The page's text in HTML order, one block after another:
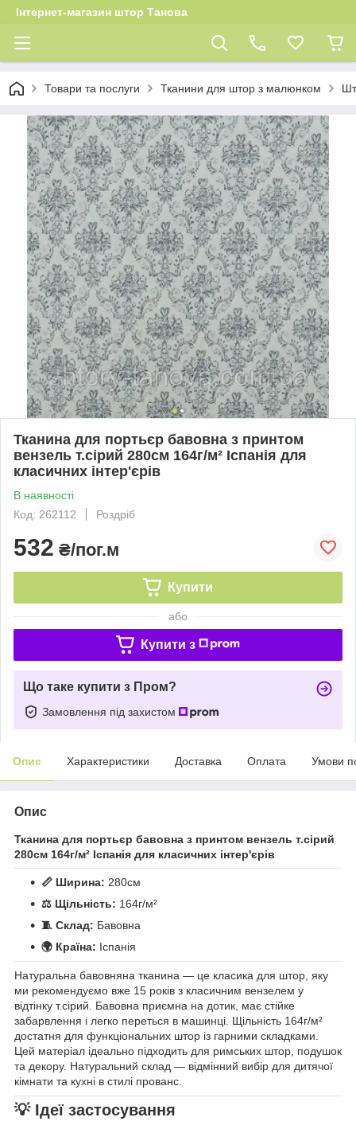
Інтернет-магазин штор Танова
Товари та послуги Тканини для штор з малюнком
Тканина для портьєр бавовна з принтом
вензель т.сірий 280см 164г/м² Іспанія для
класичних інтер'єрів
В наявності
Код: 262112
Роздріб
532 ₴/пог.м
Купити
або
Купити з
Що таке купити з Пром?
Замовлення під захистом
Опис Характеристики Доставка Оплата Умови
Опис
Тканина для портьєр бавовна з принтом вензель т.сірий
280см 164г/м² Іспанія для класичних інтер'єрів
📏 Ширина: 280см
⚖️ Щільність: 164г/м²
🧵 Склад: Бавовна
🌍 Країна: Іспанія
Натуральна бавовняна тканина — це класика для штор, яку
ми рекомендуємо вже 15 років з класичним вензелем у
відтінку т.сірий. Бавовна приємна на дотик, має стійке
забарвлення і легко переться в машинці. Щільність 164г/м²
достатня для функціональних штор із гарними складками.
Цей матеріал ідеально підходить для римських штор, подушок
та декору. Натуральний склад — відмінний вибір для дитячої
кімнати та кухні в стилі прованс.
💡 Ідеї застосування